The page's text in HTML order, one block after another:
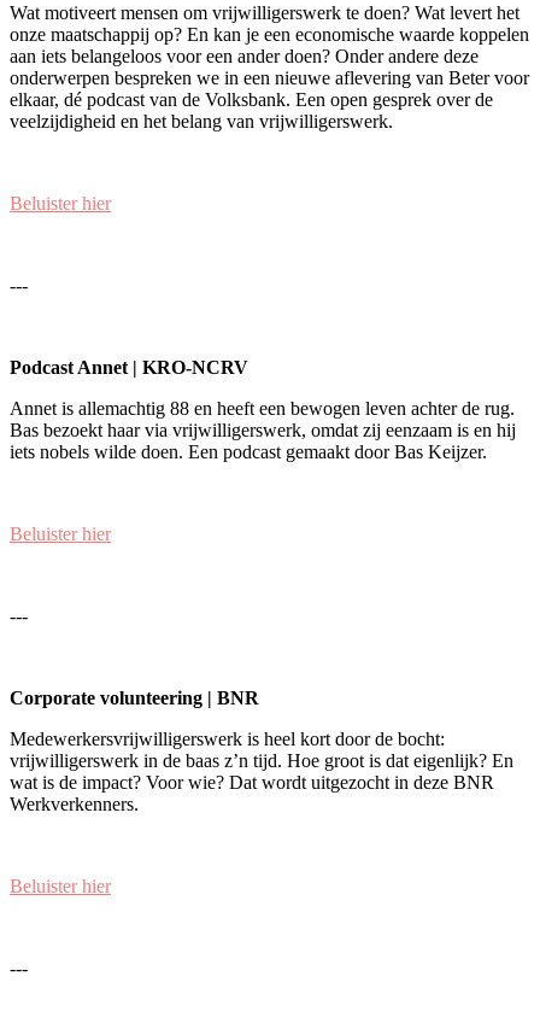
Wat motiveert mensen om vrijwilligerswerk te doen? Wat levert het
onze maatschappij op? En kan je een economische waarde koppelen
aan iets belangeloos voor een ander doen? Onder andere deze
onderwerpen bespreken we in een nieuwe aflevering van Beter voor
elkaar, dé podcast van de Volksbank. Een open gesprek over de
veelzijdigheid en het belang van vrijwilligerswerk.
Beluister hier
---
Podcast Annet | KRO-NCRV
Annet is allemachtig 88 en heeft een bewogen leven achter de rug.
Bas bezoekt haar via vrijwilligerswerk, omdat zij eenzaam is en hij
iets nobels wilde doen. Een podcast gemaakt door Bas Keijzer.
Beluister hier
---
Corporate volunteering | BNR
Medewerkersvrijwilligerswerk is heel kort door de bocht:
vrijwilligerswerk in de baas z’n tijd. Hoe groot is dat eigenlijk? En
wat is de impact? Voor wie? Dat wordt uitgezocht in deze BNR
Werkverkenners.
Beluister hier
---